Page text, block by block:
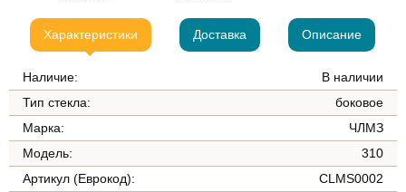
Характеристики Доставка Описание
Наличие:
В наличии
Тип стекла:
боковое
Марка:
ЧЛМЗ
Модель:
310
Артикул (Еврокод):
CLMS0002